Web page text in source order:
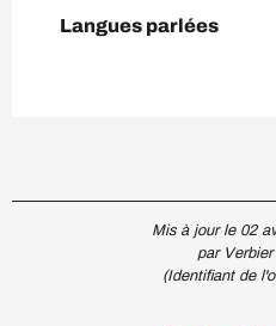
Langues parlées
Langues parlées
Mis à jour le 02
par
(Identifiant de